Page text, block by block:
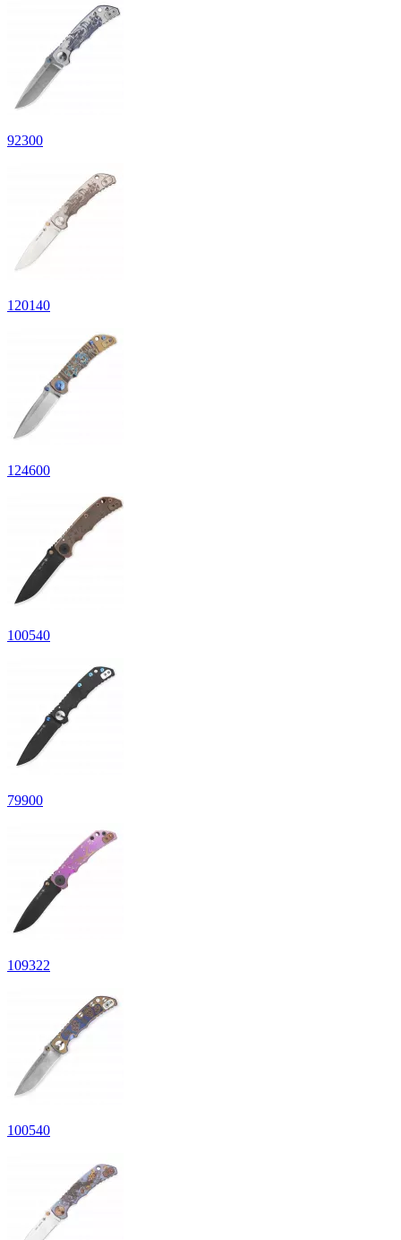
92300
120140
124600
100540
79900
109322
100540